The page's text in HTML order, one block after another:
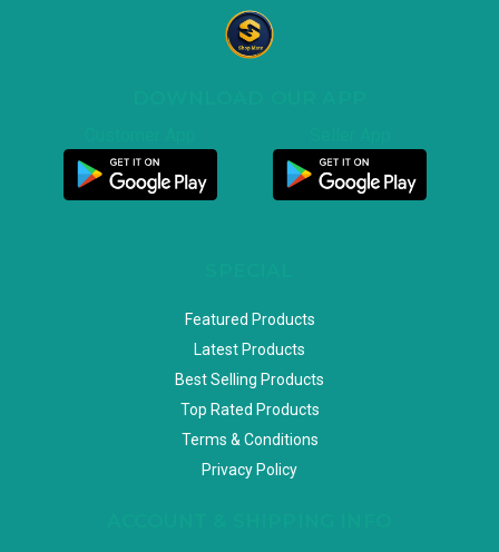
Featured Products
Latest Products
Best Selling Products
Top Rated Products
Terms & Conditions
Privacy Policy